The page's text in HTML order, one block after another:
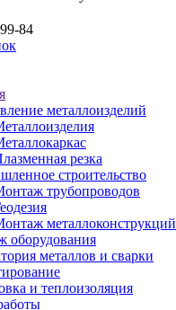
84
металлоизделий
резка
строительство
трубопроводов
металлоконструкций
оборудования
металлов и сварки
и теплоизоляция